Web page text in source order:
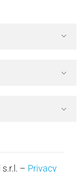
– Privacy